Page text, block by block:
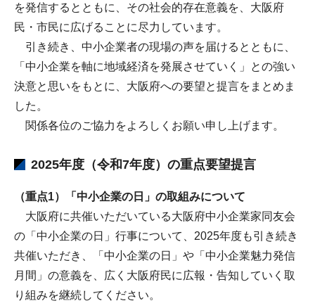
を発信するとともに、その社会的存在意義を、大阪府
民・市民に広げることに尽力しています。
引き続き、中小企業者の現場の声を届けるとともに、
「中小企業を軸に地域経済を発展させていく」との強い
決意と思いをもとに、大阪府への要望と提言をまとめま
した。
関係各位のご協力をよろしくお願い申し上げます。
2025年度（令和7年度）の重点要望提言
（重点1）「中小企業の日」の取組みについて
大阪府に共催いただいている大阪府中小企業家同友会
の「中小企業の日」行事について、2025年度も引き続き
共催いただき、「中小企業の日」や「中小企業魅力発信
月間」の意義を、広く大阪府民に広報・告知していく取
り組みを継続してください。